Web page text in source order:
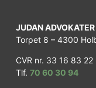
JUDAN
Torpet 8 – 4300
CVR nr. 33 16 83 22
Tlf. 70 60 30 94